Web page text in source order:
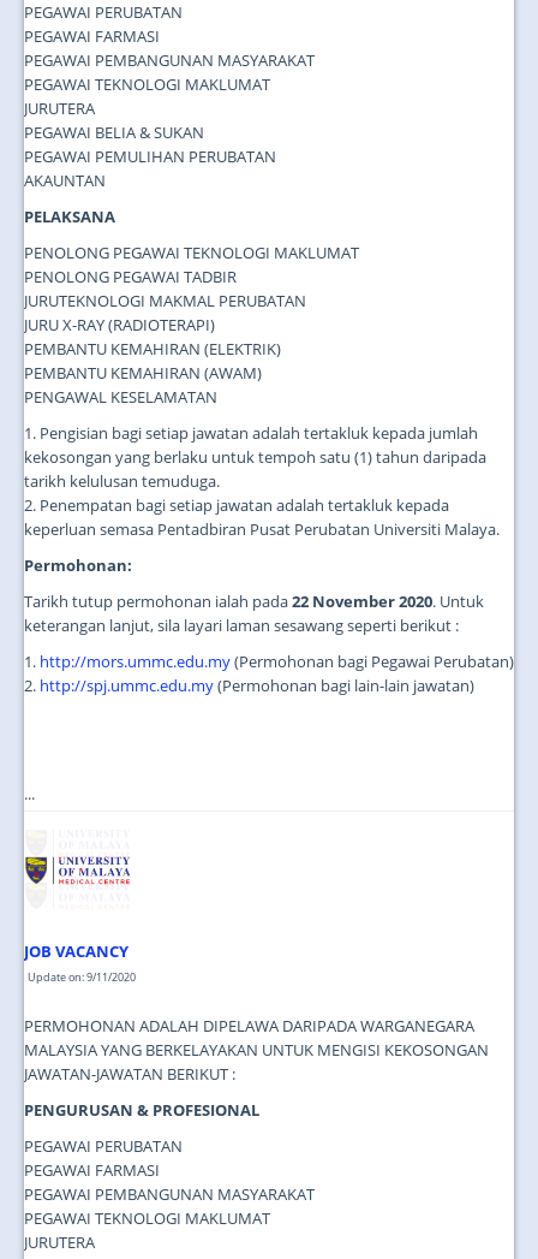
PEGAWAI PERUBATAN
PEGAWAI FARMASI
PEGAWAI PEMBANGUNAN MASYARAKAT
PEGAWAI TEKNOLOGI MAKLUMAT
JURUTERA
PEGAWAI BELIA & SUKAN
PEGAWAI PEMULIHAN PERUBATAN
AKAUNTAN
PELAKSANA
PENOLONG PEGAWAI TEKNOLOGI MAKLUMAT
PENOLONG PEGAWAI TADBIR
JURUTEKNOLOGI MAKMAL PERUBATAN
JURU X-RAY (RADIOTERAPI)
PEMBANTU KEMAHIRAN (ELEKTRIK)
PEMBANTU KEMAHIRAN (AWAM)
PENGAWAL KESELAMATAN
1. Pengisian bagi setiap jawatan adalah tertakluk kepada jumlah
kekosongan yang berlaku untuk tempoh satu (1) tahun daripada
tarikh kelulusan temuduga.
2. Penempatan bagi setiap jawatan adalah tertakluk kepada
keperluan semasa Pentadbiran Pusat Perubatan Universiti Malaya.
Permohonan:
Tarikh tutup permohonan ialah pada22 November 2020. Untuk
keterangan lanjut, sila layari laman sesawang seperti berikut :
1. http://mors.ummc.edu.my(Permohonan bagi Pegawai Perubatan)
2. http://spj.ummc.edu.my(Permohonan bagi lain-lain jawatan)
...
JOB VACANCY
Update on: 9/11/2020
PERMOHONAN ADALAH DIPELAWA DARIPADA WARGANEGARA
MALAYSIA YANG BERKELAYAKAN UNTUK MENGISI KEKOSONGAN
JAWATAN-JAWATAN BERIKUT :
PENGURUSAN & PROFESIONAL
PEGAWAI PERUBATAN
PEGAWAI FARMASI
PEGAWAI PEMBANGUNAN MASYARAKAT
PEGAWAI TEKNOLOGI MAKLUMAT
JURUTERA